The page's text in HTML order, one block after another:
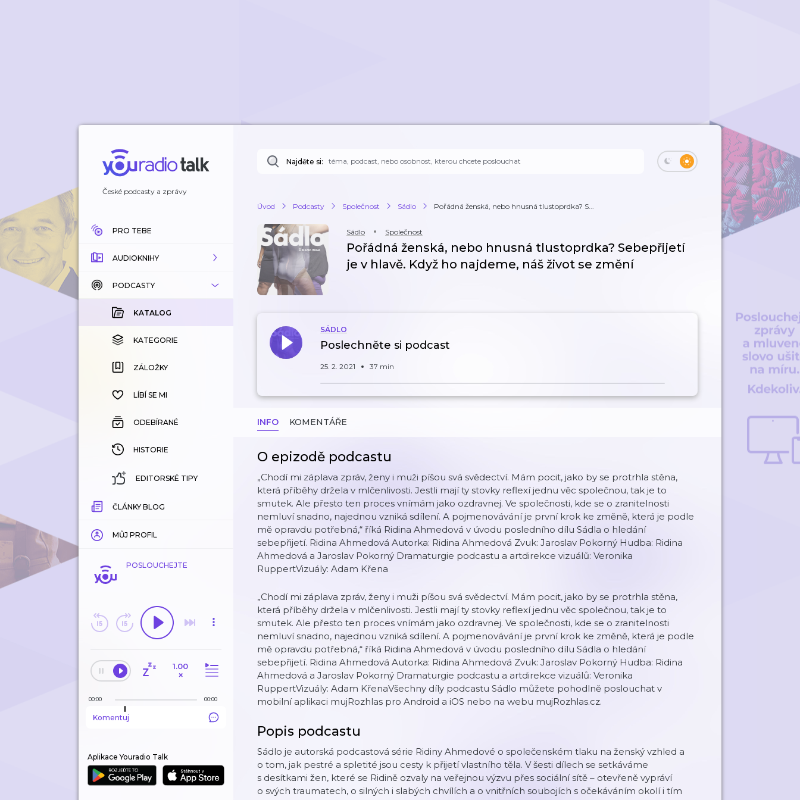
České podcasty a zprávy
PRO TEBE
AUDIOKNIHY
KATALOG
KOUPENÉ
KATEGORIE
ZÁLOŽKY
HISTORIE
PODCASTY
KATALOG
KATEGORIE
ZÁLOŽKY
LÍBÍ SE MI
ODEBÍRANÉ
HISTORIE
EDITORSKÉ TIPY
ČLÁNKY BLOG
MŮJ PROFIL
POSLOUCHEJTE
1.00
×
00:00 00:00
Komentuj
Aplikace Youradio Talk
Najděte si:
Úvod Podcasty Společnost Sádlo Pořádná ženská, nebo hnusná tlustoprdka? S...
Sádlo Společnost
Pořádná ženská, nebo hnusná tlustoprdka? Sebepřijetí
je v hlavě. Když ho najdeme, náš život se změní
SÁDLO
Poslechněte si podcast
25. 2. 2021 37 min
INFO KOMENTÁŘE
O epizodě podcastu
„Chodí mi záplava zpráv, ženy i muži píšou svá svědectví. Mám pocit, jako by se protrhla stěna,
která příběhy držela v mlčenlivosti. Jestli mají ty stovky reflexí jednu věc společnou, tak je to
smutek. Ale přesto ten proces vnímám jako ozdravnej. Ve společnosti, kde se o zranitelnosti
nemluví snadno, najednou vzniká sdílení. A pojmenovávání je první krok ke změně, která je podle
mě opravdu potřebná,“ říká Ridina Ahmedová v úvodu posledního dílu Sádla o hledání
sebepřijetí. Ridina Ahmedová Autorka: Ridina Ahmedová Zvuk: Jaroslav Pokorný Hudba: Ridina
Ahmedová a Jaroslav Pokorný Dramaturgie podcastu a artdirekce vizuálů: Veronika
RuppertVizuály: Adam Křena
„Chodí mi záplava zpráv, ženy i muži píšou svá svědectví. Mám pocit, jako by se protrhla stěna,
která příběhy držela v mlčenlivosti. Jestli mají ty stovky reflexí jednu věc společnou, tak je to
smutek. Ale přesto ten proces vnímám jako ozdravnej. Ve společnosti, kde se o zranitelnosti
nemluví snadno, najednou vzniká sdílení. A pojmenovávání je první krok ke změně, která je podle
mě opravdu potřebná,“ říká Ridina Ahmedová v úvodu posledního dílu Sádla o hledání
sebepřijetí. Ridina Ahmedová Autorka: Ridina Ahmedová Zvuk: Jaroslav Pokorný Hudba: Ridina
Ahmedová a Jaroslav Pokorný Dramaturgie podcastu a artdirekce vizuálů: Veronika
RuppertVizuály: Adam KřenaVšechny díly podcastu Sádlo můžete pohodlně poslouchat v
mobilní aplikaci mujRozhlas pro Android a iOS nebo na webu mujRozhlas.cz.
Popis podcastu
Sádlo je autorská podcastová série Ridiny Ahmedové o společenském tlaku na ženský vzhled a
o tom, jak pestré a spletité jsou cesty k přijetí vlastního těla. V šesti dílech se setkáváme
s desítkami žen, které se Ridině ozvaly na veřejnou výzvu přes sociální sítě – otevřeně vypráví
o svých traumatech, o silných i slabých chvílích a o vnitřních soubojích s očekáváním okolí i tím